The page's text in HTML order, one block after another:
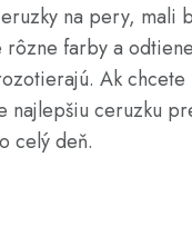
na pery, mali
farby a
Ak
najlepšiu ceruzku
celý deň.